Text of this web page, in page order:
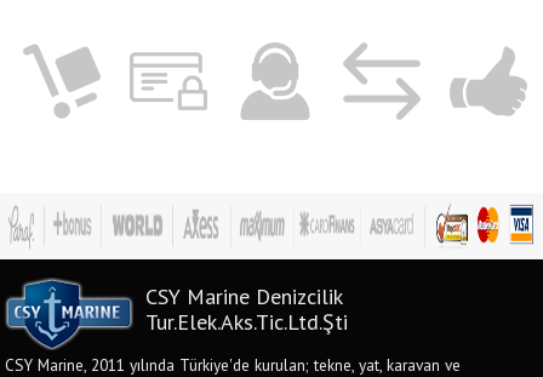
CSY Marine Denizcilik
Tur.Elek.Aks.Tic.Ltd.Şti
CSY Marine, 2011 yılında Türkiye'de kurulan; tekne, yat, karavan ve